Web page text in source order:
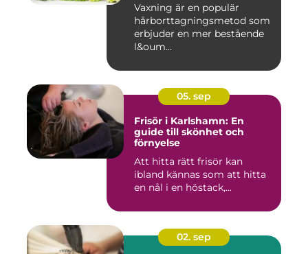
Vaxning är en populär
hårborttagningsmetod som
erbjuder en mer bestående
l&oum...
05. sep
Frisör i Karlshamn: En
guide till skönhet och
förnyelse
Att hitta rätt frisör kan
ibland kännas som att hitta
en nål i en höstack,...
02. sep